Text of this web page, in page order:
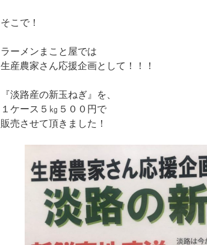
そこで！
ラーメンまこと屋では
生産農家さん応援企画として！！！
『淡路産の新玉ねぎ』を、
１ケース５㎏５００円で
販売させて頂きました！